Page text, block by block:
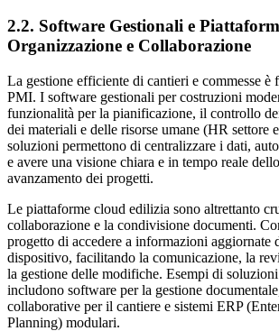
2.2. Software Gestionali e
Organizzazione e Collaborazione
La gestione efficiente di cantieri e commesse è
PMI. I software gestionali per costruzioni
funzionalità per la pianificazione, il controllo
dei materiali e delle risorse umane (HR settore
soluzioni permettono di centralizzare i dati,
e avere una visione chiara e in tempo reale
avanzamento dei progetti.
Le piattaforme cloud edilizia sono altrettanto
collaborazione e la condivisione documenti.
progetto di accedere a informazioni aggiornate
dispositivo, facilitando la comunicazione, la
la gestione delle modifiche. Esempi di
includono software per la gestione
collaborative per il cantiere e sistemi ERP
Planning) modulari.